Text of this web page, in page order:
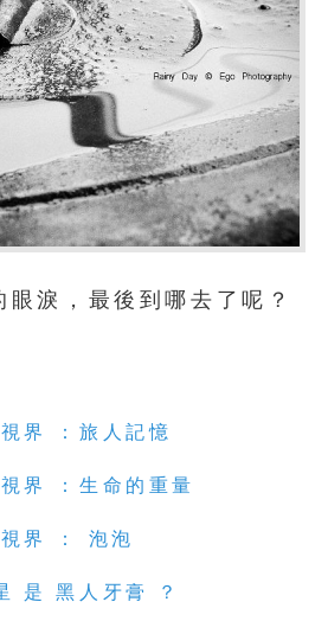
淚，最後到哪去了呢？
界 ：旅人記憶
界 ：生命的重量
界 ： 泡泡
是 黑人牙膏 ？